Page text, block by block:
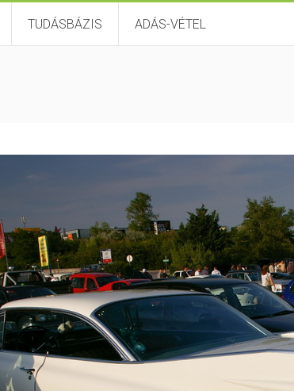
TUDÁSBÁZIS ADÁS-VÉTEL